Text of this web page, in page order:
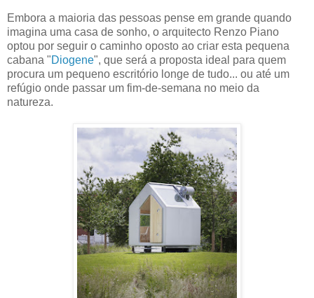
Embora a maioria das pessoas pense em grande quando
imagina uma casa de sonho, o arquitecto Renzo Piano
optou por seguir o caminho oposto ao criar esta pequena
cabana "Diogene", que será a proposta ideal para quem
procura um pequeno escritório longe de tudo... ou até um
refúgio onde passar um fim-de-semana no meio da
natureza.